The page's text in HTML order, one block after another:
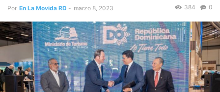
Por En La Movida RD - marzo 8, 2023 0
384